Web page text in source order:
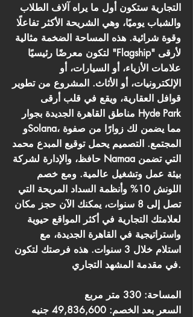
التجارية ستكون أول ما يراه آلاف الطلاب
والشباب يوميًا، وهي الشريحة الأكثر تفاعلًا
وقوة شرائية. هذه المساحة الضخمة مثالية
لتكون معرضًا رئيسيًا "Flagship" لأرقى
علامات الأزياء، أو السيارات، أو
الإلكترونيات، أو الأثاث. المشروع من تطوير
قوافل العقارية، ويقع في قلب أرقى
مناطق القاهرة الجديدة بجوار Hyde Park
وSolana، مما يضمن لك زوارًا من صفوة
المجتمع. التصميم يحمل توقيع المبدع محمد
حافظ، والإدارة لشركة Namaa التي تضمن
بيئة عمل وتشغيل عالمية. ومع خصم
اللونش 10% وأنظمة السداد المريحة التي
تصل إلى 8 سنوات، يمكنك الآن حجز مكان
لعلامتك التجارية في أكثر المواقع حيوية
واستراتيجية في القاهرة الجديدة، مع
استلام خلال 3 سنوات. هذه فرصتك لتكون
في مقدمة المشهد التجاري.
المساحة: 330 متر مربع
السعر بعد الخصم: 49,836,600 جنيه